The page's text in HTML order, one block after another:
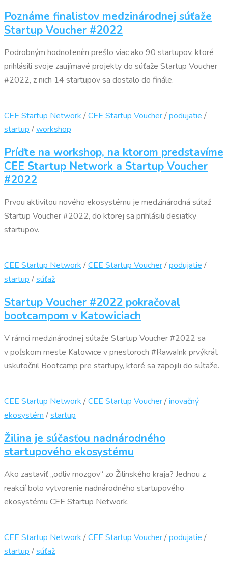
Poznáme finalistov medzinárodnej súťaže
Startup Voucher #2022
Podrobným hodnotením prešlo viac ako 90 startupov, ktoré
prihlásili svoje zaujímavé projekty do súťaže Startup Voucher
#2022, z nich 14 startupov sa dostalo do finále.
CEE Startup Network /CEE Startup Voucher/podujatie /
startup /workshop
Príďte na workshop, na ktorom predstavíme
CEE Startup Network a Startup Voucher
#2022
Prvou aktivitou nového ekosystému je medzinárodná súťaž
Startup Voucher #2022, do ktorej sa prihlásili desiatky
startupov.
CEE Startup Network /CEE Startup Voucher/podujatie /
startup /súťaž
Startup Voucher #2022 pokračoval
bootcampom v Katowiciach
V rámci medzinárodnej súťaže Startup Voucher #2022 sa
v poľskom meste Katowice v priestoroch #RawaInk prvýkrát
uskutočnil Bootcamp pre startupy, ktoré sa zapojili do súťaže.
CEE Startup Network /CEE Startup Voucher/inovačný
ekosystém /startup
Žilina je súčasťou nadnárodného
startupového ekosystému
Ako zastaviť „odliv mozgov“ zo Žilinského kraja? Jednou z
reakcií bolo vytvorenie nadnárodného startupového
ekosystému CEE Startup Network.
CEE Startup Network /CEE Startup Voucher/podujatie /
startup /súťaž